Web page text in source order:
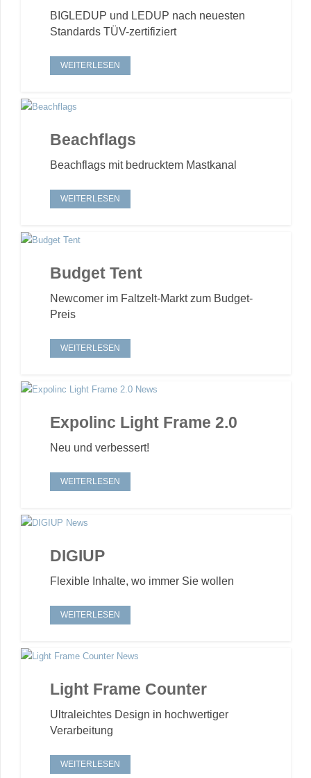
BIGLEDUP und LEDUP nach neuesten
Standards TÜV-zertifiziert
WEITERLESEN
Beachflags
Beachflags mit bedrucktem Mastkanal
WEITERLESEN
Budget Tent
Newcomer im Faltzelt-Markt zum Budget-
Preis
WEITERLESEN
Expolinc Light Frame 2.0
Neu und verbessert!
WEITERLESEN
DIGIUP
Flexible Inhalte, wo immer Sie wollen
WEITERLESEN
Light Frame Counter
Ultraleichtes Design in hochwertiger
Verarbeitung
WEITERLESEN